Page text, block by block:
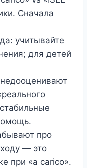
Сначала
учитывайте
для детей
про
— это
при «a carico».